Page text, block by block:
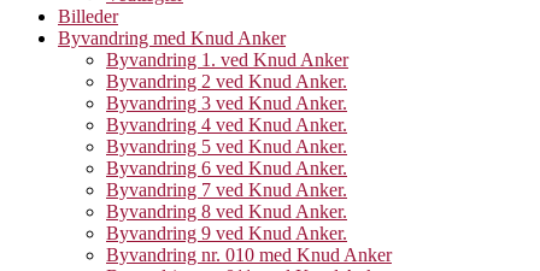
Billeder
Byvandring med Knud Anker
Byvandring 1. ved Knud Anker
Byvandring 2 ved Knud Anker.
Byvandring 3 ved Knud Anker.
Byvandring 4 ved Knud Anker.
Byvandring 5 ved Knud Anker.
Byvandring 6 ved Knud Anker.
Byvandring 7 ved Knud Anker.
Byvandring 8 ved Knud Anker.
Byvandring 9 ved Knud Anker.
Byvandring nr. 010 med Knud Anker